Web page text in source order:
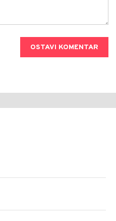
OSTAVI KOMENTAR